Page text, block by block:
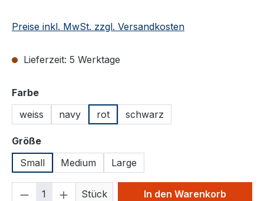
Preise inkl. MwSt. zzgl. Versandkosten
Lieferzeit: 5 Werktage
Farbeauswählen
weiss
navy rot schwarz
Größeauswählen
Small
Medium Large
Produkt Anzahl: Gib den
Stück In den Warenkorb